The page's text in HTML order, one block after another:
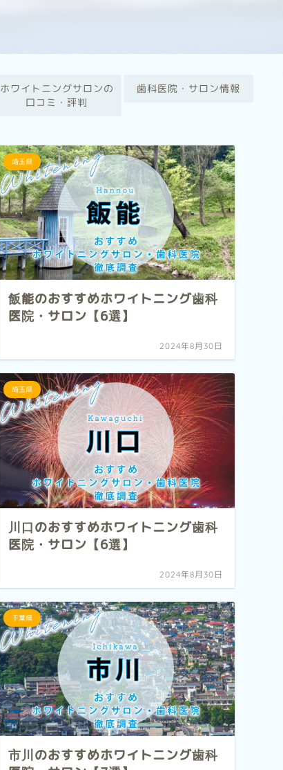
ホワイトニングサロンの
口コミ・評判
歯科医院・サロン情報
埼玉県
飯能のおすすめホワイトニング歯科
医院・サロン【6選】
2024年8月30日
埼玉県
川口のおすすめホワイトニング歯科
医院・サロン【6選】
2024年8月30日
千葉県
市川のおすすめホワイトニング歯科